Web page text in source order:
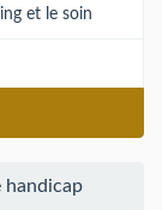
et le soin
handicap